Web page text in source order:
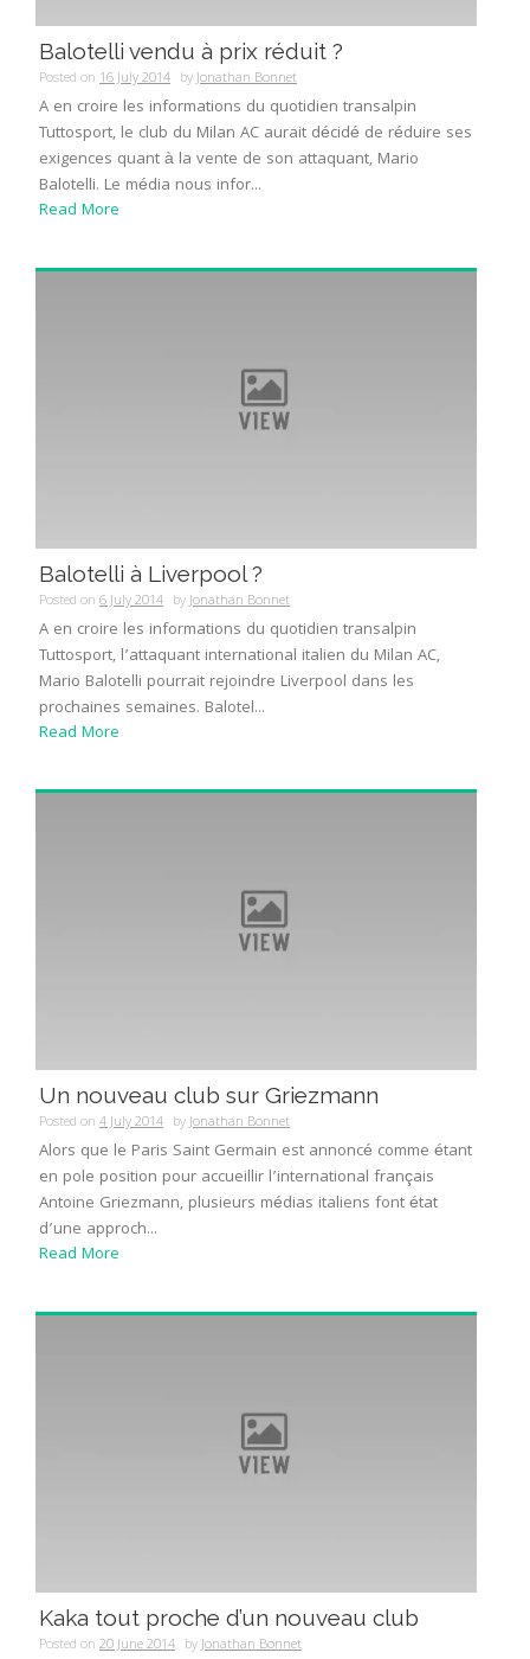
Balotelli vendu à prix réduit ?
Posted on 16 July 2014 byJonathan Bonnet
A en croire les informations du quotidien transalpin
Tuttosport, le club du Milan AC aurait décidé de réduire ses
exigences quant à la vente de son attaquant, Mario
Balotelli. Le média nous infor...
Read More
Balotelli à Liverpool ?
Posted on 6 July 2014 byJonathan Bonnet
A en croire les informations du quotidien transalpin
Tuttosport, l’attaquant international italien du Milan AC,
Mario Balotelli pourrait rejoindre Liverpool dans les
prochaines semaines. Balotel...
Read More
Un nouveau club sur Griezmann
Posted on 4 July 2014 byJonathan Bonnet
Alors que le Paris Saint Germain est annoncé comme étant
en pole position pour accueillir l’international français
Antoine Griezmann, plusieurs médias italiens font état
d’une approch...
Read More
Kaka tout proche d’un nouveau club
Posted on 20 June 2014 byJonathan Bonnet